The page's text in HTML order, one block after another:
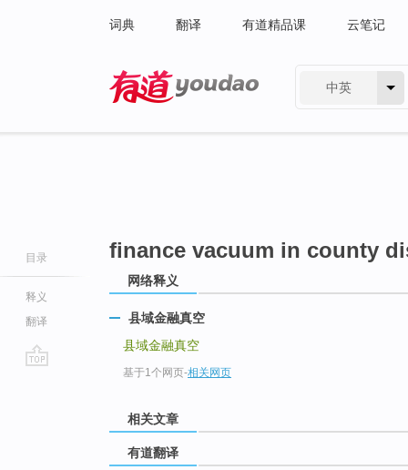
词典 翻译 有道精品课 云笔记
中英
目录
释义
翻译
finance vacuum in county
网络释义
县域金融真空
县域金融真空
基于1个网页-相关网页
相关文章
有道翻译